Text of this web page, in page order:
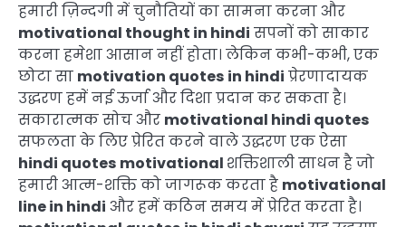
हमारी ज़िन्दगी में चुनौतियों का सामना करना और
motivational thought in hindi सपनों को साकार
करना हमेशा आसान नहीं होता। लेकिन कभी-कभी, एक
छोटा सा motivation quotes in hindi प्रेरणादायक
उद्धरण हमें नई ऊर्जा और दिशा प्रदान कर सकता है।
सकारात्मक सोच और motivational hindi quotes
सफलता के लिए प्रेरित करने वाले उद्धरण एक ऐसा
hindi quotes motivational शक्तिशाली साधन है जो
हमारी आत्म-शक्ति को जागरूक करता है motivational
line in hindi और हमें कठिन समय में प्रेरित करता है।